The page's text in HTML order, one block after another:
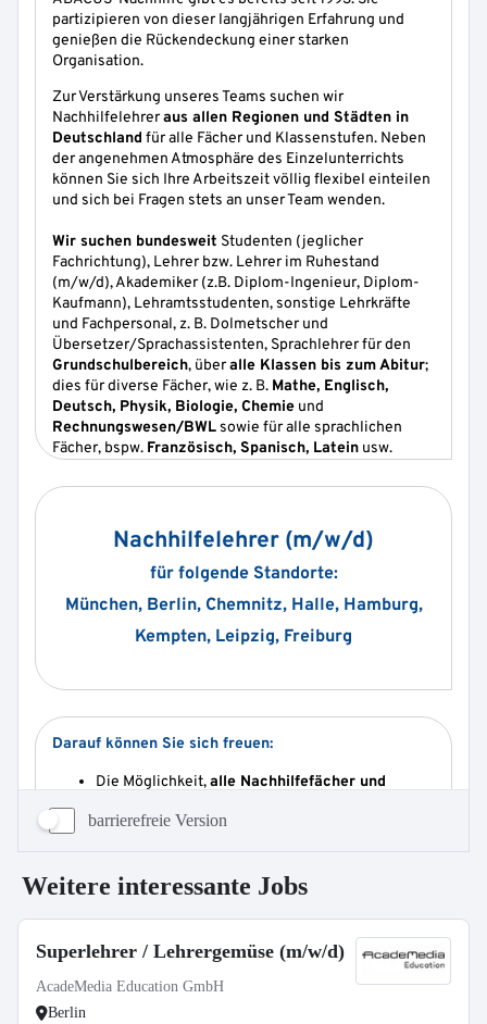
barrierefreie Version
Weitere interessante Jobs
Superlehrer / Lehrergemüse (m/w/d)
AcadeMedia Education GmbH
Berlin